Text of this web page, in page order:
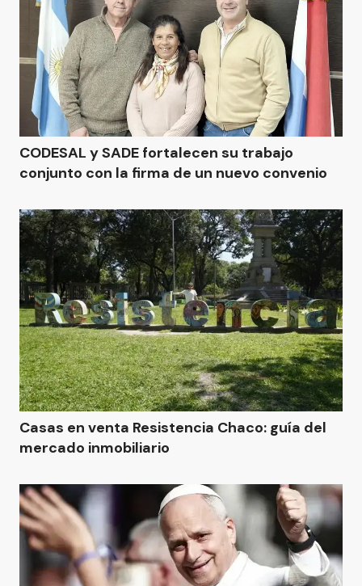
CODESAL y SADE fortalecen su trabajo
conjunto con la firma de un nuevo convenio
Casas en venta Resistencia Chaco: guía del
mercado inmobiliario